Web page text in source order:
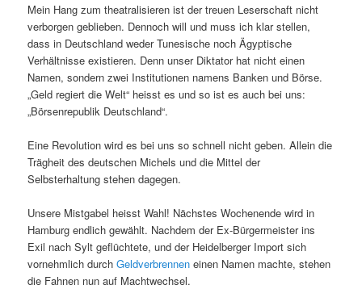
Mein Hang zum theatralisieren ist der treuen Leserschaft nicht
verborgen geblieben. Dennoch will und muss ich klar stellen,
dass in Deutschland weder Tunesische noch Ägyptische
Verhältnisse existieren. Denn unser Diktator hat nicht einen
Namen, sondern zwei Institutionen namens Banken und Börse.
„Geld regiert die Welt“ heisst es und so ist es auch bei uns:
„Börsenrepublik Deutschland“.
Eine Revolution wird es bei uns so schnell nicht geben. Allein die
Trägheit des deutschen Michels und die Mittel der
Selbsterhaltung stehen dagegen.
Unsere Mistgabel heisst Wahl! Nächstes Wochenende wird in
Hamburg endlich gewählt. Nachdem der Ex-Bürgermeister ins
Exil nach Sylt geflüchtete, und der Heidelberger Import sich
vornehmlich durchGeldverbrennen einen Namen machte, stehen
die Fahnen nun auf Machtwechsel.